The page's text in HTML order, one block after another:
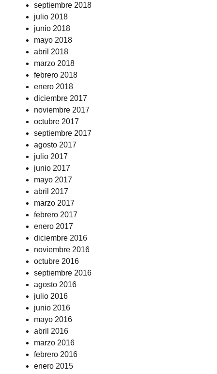
septiembre 2018
julio 2018
junio 2018
mayo 2018
abril 2018
marzo 2018
febrero 2018
enero 2018
diciembre 2017
noviembre 2017
octubre 2017
septiembre 2017
agosto 2017
julio 2017
junio 2017
mayo 2017
abril 2017
marzo 2017
febrero 2017
enero 2017
diciembre 2016
noviembre 2016
octubre 2016
septiembre 2016
agosto 2016
julio 2016
junio 2016
mayo 2016
abril 2016
marzo 2016
febrero 2016
enero 2015